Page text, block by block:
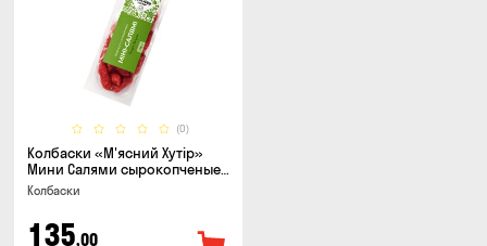
(0)
Колбаски «М'ясний Хутір»
Мини Салями сырокопченые,
150г
Колбаски
135,00